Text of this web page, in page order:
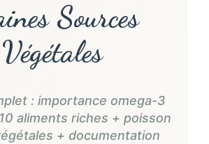
Sources
Végétales
: importance omega-3
aliments riches + poisson
+ documentation